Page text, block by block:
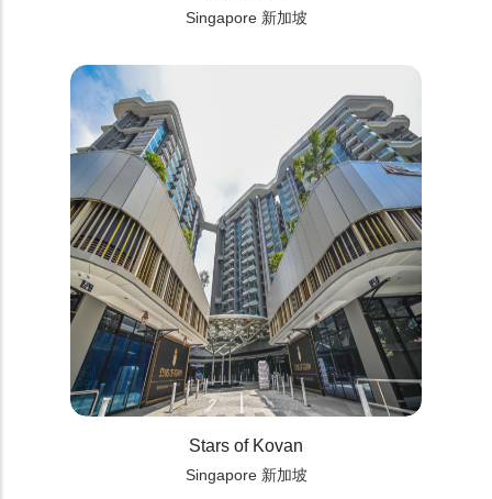
Singapore 新加坡
Stars of Kovan
Singapore 新加坡